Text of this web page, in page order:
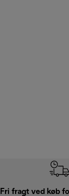
Fri fragt ved køb